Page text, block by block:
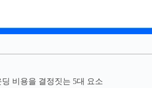
비용을 결정짓는 5대 요소